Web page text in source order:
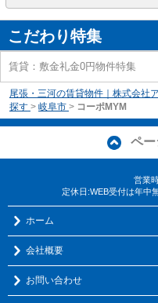
こだわり特集
賃貸：敷金礼金0円物件特集
尾張・三河の賃貸物件｜株式会社
探す > 岐阜市 > コーポMYM
ペー
営業
定休日:WEB受付は年中
ホーム
会社概要
お問い合わせ